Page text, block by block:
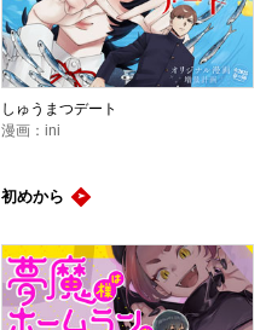
しゅうまつデート
漫画：ini
初めから